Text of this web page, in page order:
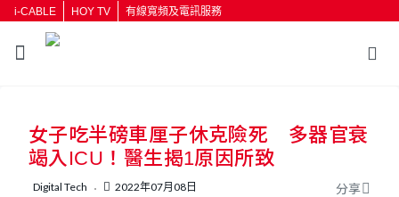
i-CABLE HOY TV 有線寬頻及電訊服務
按輸入鍵開始搜尋
女子吃半磅車厘子休克險死 多器官衰
竭入ICU！醫生揭1原因所致
Digital Tech 2022年07月08日 分享